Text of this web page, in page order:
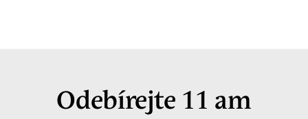
Odebírejte 11 am